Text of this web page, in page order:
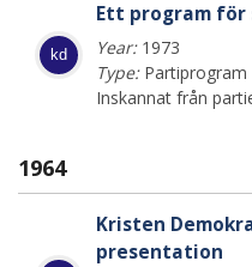
kd
Ett program för
Year:1973
Type:Partiprogram
Inskannat från
1964
Kristen
presentation